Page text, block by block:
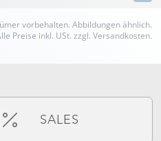
vorbehalten. Abbildungen ähnlich.
Preise inkl. USt. zzgl. Versandkosten.
SALES